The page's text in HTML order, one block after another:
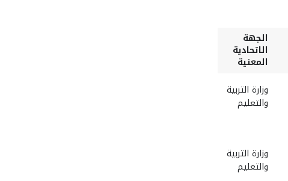
الجهة
الاتحادية
المعنية
وزارة التربية
والتعليم
وزارة التربية
والتعليم